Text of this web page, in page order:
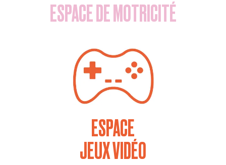
ESPACE DE MOTRICITÉ
ESPACE
JEUX VIDÉO